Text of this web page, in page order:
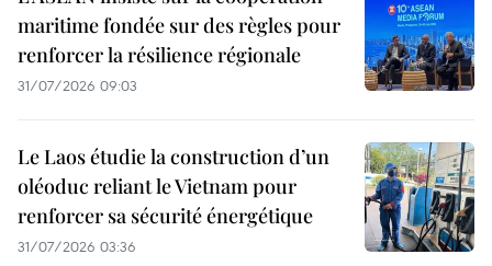
maritime fondée sur des règles pour
renforcer la résilience régionale
31/07/2026 09:03
Le Laos étudie la construction d’un
oléoduc reliant le Vietnam pour
renforcer sa sécurité énergétique
31/07/2026 03:36